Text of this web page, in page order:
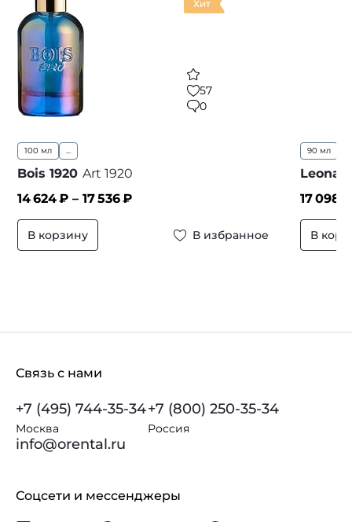
Хит
57
0
100 мл
Bois 1920 Art 1920
14 624₽ – 17 536₽
В корзину В избранное
90 мл
17 098
В
Связь с нами
+7 (495) 744-35-34
Москва
+7 (800) 250-35-34
Россия
info@orental.ru
Соцсети и мессенджеры